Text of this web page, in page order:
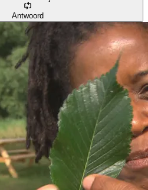
Antwoord